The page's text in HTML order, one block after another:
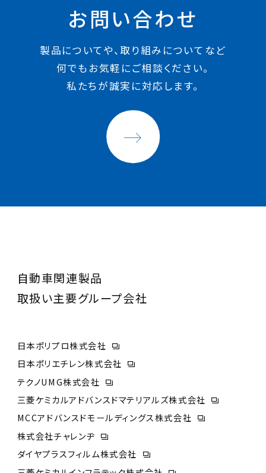
お問い合わせ
製品についてや、取り組みについてなど
何でもお気軽にご相談ください。
私たちが誠実に対応します。
自動車関連製品
取扱い主要グループ会社
日本ポリプロ株式会社
MCCアドバンスドモールディングス株式会社
三菱ケミカルアドバンスドマテリアルズ株式会社
株式会社チャレンヂ
ダイヤプラスフィルム株式会社
テクノUMG株式会社
日本ポリエチレン株式会社